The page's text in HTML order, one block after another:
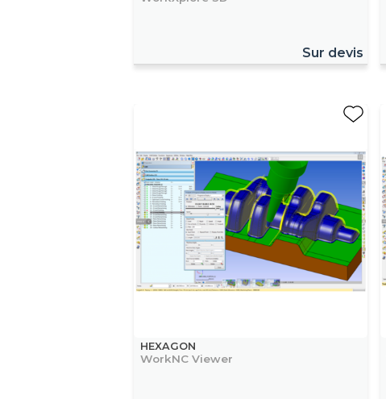
Sur devis
HEXAGON
WorkNC Viewer